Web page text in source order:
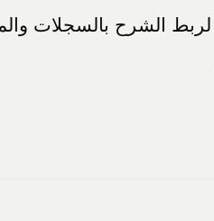
تم تحديث المقال في يوليو 2026